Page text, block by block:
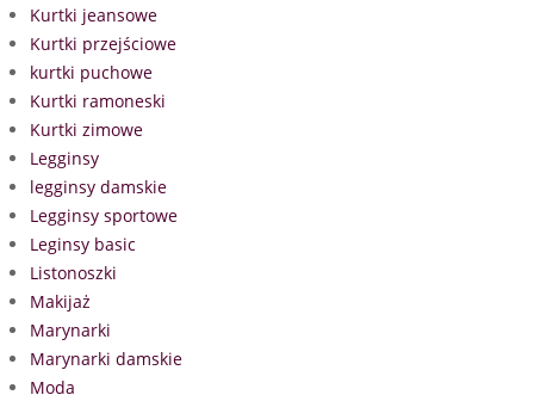
Kurtki jeansowe
Kurtki przejściowe
kurtki puchowe
Kurtki ramoneski
Kurtki zimowe
Legginsy
legginsy damskie
Legginsy sportowe
Leginsy basic
Listonoszki
Makijaż
Marynarki
Marynarki damskie
Moda